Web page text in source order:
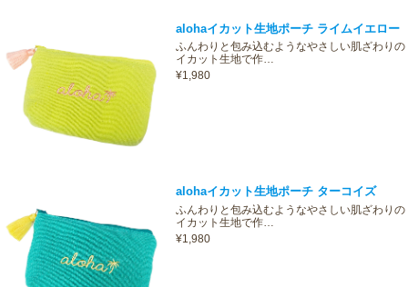
alohaイカット生地ポーチ ライムイエロー
ふんわりと包み込むようなやさしい肌ざわりの
イカット生地で作…
¥1,980
alohaイカット生地ポーチ ターコイズ
ふんわりと包み込むようなやさしい肌ざわりの
イカット生地で作…
¥1,980